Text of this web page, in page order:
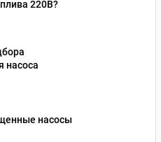
В
220В?
насоса
насосы